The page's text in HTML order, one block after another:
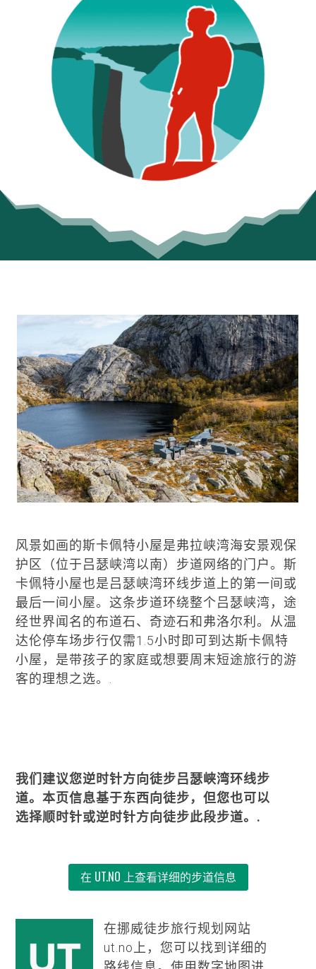
风景如画的斯卡佩特小屋是弗拉峡湾海安景观保
护区（位于吕瑟峡湾以南）步道网络的门户。斯
卡佩特小屋也是吕瑟峡湾环线步道上的第一间或
最后一间小屋。这条步道环绕整个吕瑟峡湾，途
经世界闻名的布道石、奇迹石和弗洛尔利。从温
达伦停车场步行仅需1.5小时即可到达斯卡佩特
小屋，是带孩子的家庭或想要周末短途旅行的游
客的理想之选。.
我们建议您逆时针方向徒步吕瑟峡湾环线步
道。本页信息基于东西向徒步，但您也可以
选择顺时针或逆时针方向徒步此段步道。.
在 UT.NO 上查看详细的步道信息
在挪威徒步旅行规划网站
ut.no上，您可以找到详细的